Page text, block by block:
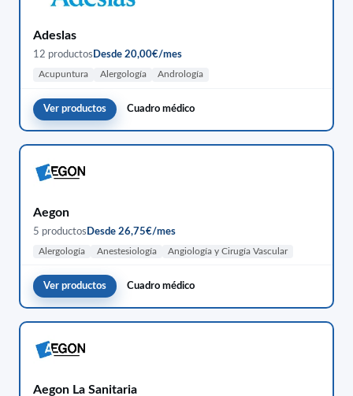
Adeslas
12 productos Desde 20,00€/mes
Acupuntura Alergología Andrología
Ver productos Cuadro médico
Aegon
5 productos Desde 26,75€/mes
Alergología Anestesiología Angiología y Cirugía Vascular
Ver productos Cuadro médico
Aegon La Sanitaria